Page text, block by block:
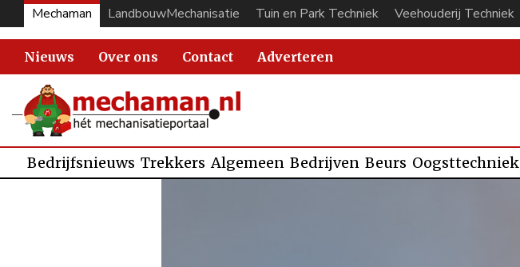
Mechaman LandbouwMechanisatie Tuin en Park Techniek Veehouderij Techniek
Nieuws Over ons Contact Adverteren
Bedrijfsnieuws Trekkers Algemeen Bedrijven Beurs Oogsttechniek